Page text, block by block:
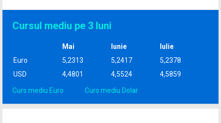
Cursul mediu pe 3 luni
Mai Iunie
Iulie
Euro
5,2313 5,2417
5,2378
USD
4,4801 4,5524 4,5859
Curs mediu Euro Curs mediu Dolar